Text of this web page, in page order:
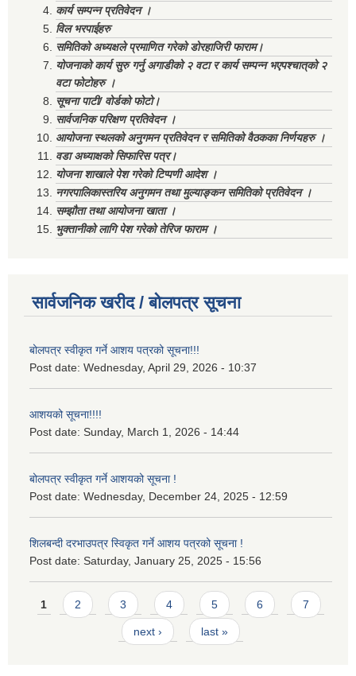
कार्य सम्पन्न प्रतिवेदन ।
विल भरपाईहरु
समितिको अध्यक्षले प्रमाणित गरेको डोरहाजिरी फाराम।
योजनाको कार्य सुरु गर्नु अगाडीको २ वटा र कार्य सम्पन्न भएपश्चात्‌को २
वटा फोटोहरु ।
सूचना पाटी/ वोर्डको फोटो।
सार्वजनिक परिक्षण प्रतिवेदन ।
आयोजना स्थलको अनुगमन प्रतिवेदन र समितिको वैठकका निर्णयहरु ।
वडा अध्याक्षको सिफारिस पत्र।
योजना शाखाले पेश गरेको टिप्पणी आदेश ।
नगरपालिकास्तरिय अनुगमन तथा मुल्याङ्कन समितिको प्रतिवेदन ।
सम्झौता तथा आयोजना खाता ।
भुक्तानीको लागि पेश गरेको तेरिज फाराम ।
सार्वजनिक खरीद / बोलपत्र सूचना
बोलपत्र स्वीकृत गर्ने आशय पत्रको सूचना!!!
Post date: Wednesday, April 29, 2026 - 10:37
आशयको सूचना!!!!
Post date: Sunday, March 1, 2026 - 14:44
बोलपत्र स्वीकृत गर्ने आशयको सूचना !
Post date: Wednesday, December 24, 2025 - 12:59
शिलबन्दी दरभाउपत्र स्विकृत गर्ने आशय पत्रको सूचना !
Post date: Saturday, January 25, 2025 - 15:56
Pages
1 2 3 4 5 6 7
next › last »